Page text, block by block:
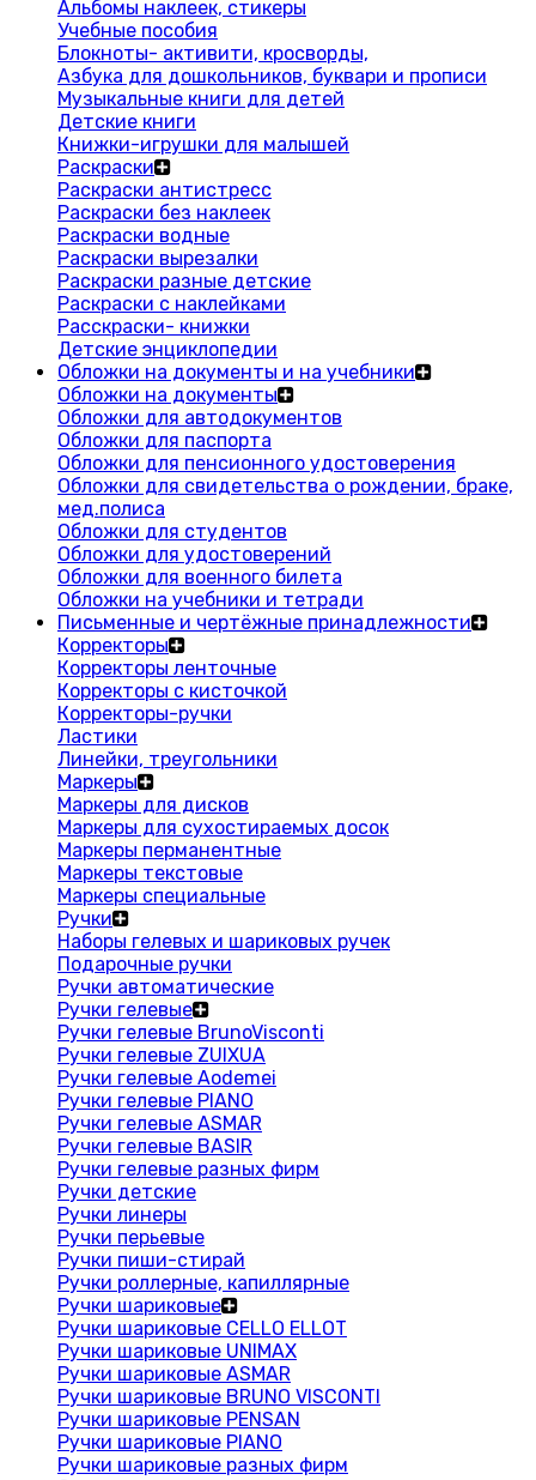
Альбомы наклеек, стикеры
Учебные пособия
Блокноты- активити, кросворды,
Азбука для дошкольников, буквари и прописи
Музыкальные книги для детей
Детские книги
Книжки-игрушки для малышей
Раскраски
Раскраски антистресс
Раскраски без наклеек
Раскраски водные
Раскраски вырезалки
Раскраски разные детские
Раскраски с наклейками
Расскраски- книжки
Детские энциклопедии
Обложки на документы и на учебники
Обложки на документы
Обложки для автодокументов
Обложки для паспорта
Обложки для пенсионного удостоверения
Обложки для свидетельства о рождении, браке,
мед.полиса
Обложки для студентов
Обложки для удостоверений
Обложки для военного билета
Обложки на учебники и тетради
Письменные и чертёжные принадлежности
Корректоры
Корректоры ленточные
Корректоры с кисточкой
Корректоры-ручки
Ластики
Линейки, треугольники
Маркеры
Маркеры для дисков
Маркеры для сухостираемых досок
Маркеры перманентные
Маркеры текстовые
Маркеры специальные
Ручки
Наборы гелевых и шариковых ручек
Подарочные ручки
Ручки автоматические
Ручки гелевые
Ручки гелевые BrunoVisconti
Ручки гелевые ZUIXUA
Ручки гелевые Aodemei
Ручки гелевые PIANO
Ручки гелевые ASMAR
Ручки гелевые BASIR
Ручки гелевые разных фирм
Ручки детские
Ручки линеры
Ручки перьевые
Ручки пиши-стирай
Ручки роллерные, капиллярные
Ручки шариковые
Ручки шариковые CELLO ELLOT
Ручки шариковые UNIMAX
Ручки шариковые ASMAR
Ручки шариковые BRUNO VISCONTI
Ручки шариковые PENSAN
Ручки шариковые PIANO
Ручки шариковые разных фирм